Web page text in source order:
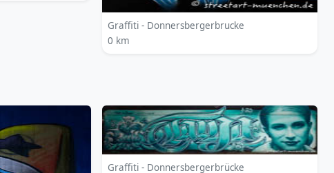
Graffiti - Donnersbergerbrucke
0 km
Graffiti - Donnersbergerbrücke